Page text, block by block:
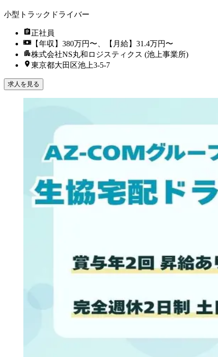
小型トラックドライバー
正社員
【年収】380万円〜、【月給】31.4万円〜
株式会社NS丸和ロジスティクス (池上事業所)
東京都大田区池上3-5-7
求人を見る